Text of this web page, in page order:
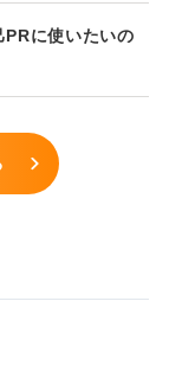
PRに使いたいの